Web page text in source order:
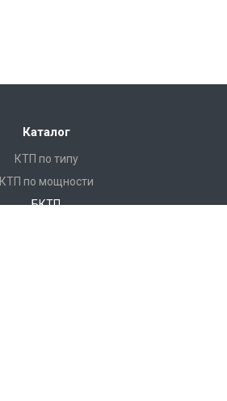
Каталог
КТП по типу
КТП по мощности
БКТП